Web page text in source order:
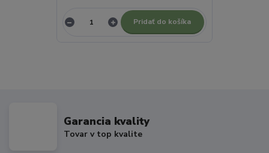
Pridať do košíka
Garancia kvality
Tovar v top kvalite